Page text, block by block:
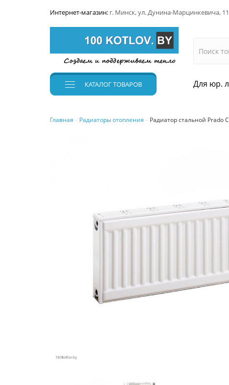
Интернет-магазин: г. Минск, ул. Дунина-Марцинкевича, 11
КАТАЛОГТОВАРОВ Для юр.
Главная Радиаторы отопления Радиатор стальной Prado